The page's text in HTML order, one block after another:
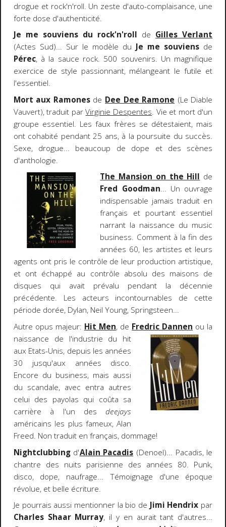
drogue et rock'n'roll. Un zeste d'auto-complaisance, une
forte dose d'authenticité.
Je me souviens du rock'n'roll de Gilles Verlant
(Actes Sud)... Sur le modèle duJe me souviens de
Pérec, à la sauce rock. 500 souvenirs. Un magnifique
exercice de style passionnant, mélangeant le futile et
l'essentiel.
Mort aux Ramonesde Dee Dee Ramone (Le Diable
Vauvert), traduit parVirginie Despentes. Vie et mort d'un
groupe essentiel. Les faux frères se détestaient, mais
ont cohabité pendant 25 ans, à la poursuite du succès.
Sexe, drogue... beaucoup de dope et des scènes
d'anthologie.
The Mansion on the Hill de
Fred Goodman... Un ouvrage
indispensable jamais traduit en
français et pourtant essentiel
narrant la naissance du music
business. Comment à la fin des
années 60, les artistes et leurs
agents ont pris le contrôle de leur production artistique,
et ont échappé au contrôle absolu des maisons de
disques qui avait prévalu pendant la décennie
précédente. Les acteurs incontournables de cette
période dorée, Dylan, Neil Young, Springsteen...
Autre opus majeur: Hit Men, de Fredric Dannen ou la
naissance de l'industrie du hit
aux Etats-Unis, depuis les années
30 jusqu'aux années disco.
Encore du business, mais aussi
du scandale, avec entra autres
celui des payolas qui coûta sa
carrière à l'un desdeejays
américains les plus fameux, Alan
Freed. Non traduit en français, dommage!
Nightclubbingd'Alain Pacadis (Denoel)... Pacadis, le
chantre des nuits parisienne des années 80. Punk,
disco, dope, naufrage... Témoignage d'une époque
révolue, et belle écriture.
Je pourrais aussi mentionner la bio de Jimi Hendrix par
Charles Shaar Murray, il y en aurait tant d'autres...